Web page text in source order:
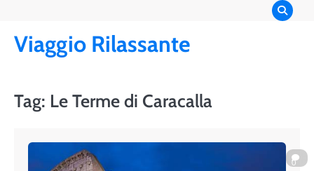
content
Viaggio Rilassante
Tag: Le Terme di Caracalla
0